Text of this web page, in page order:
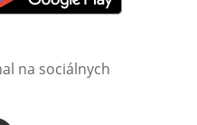
sa vnovom okne
na sociálnych